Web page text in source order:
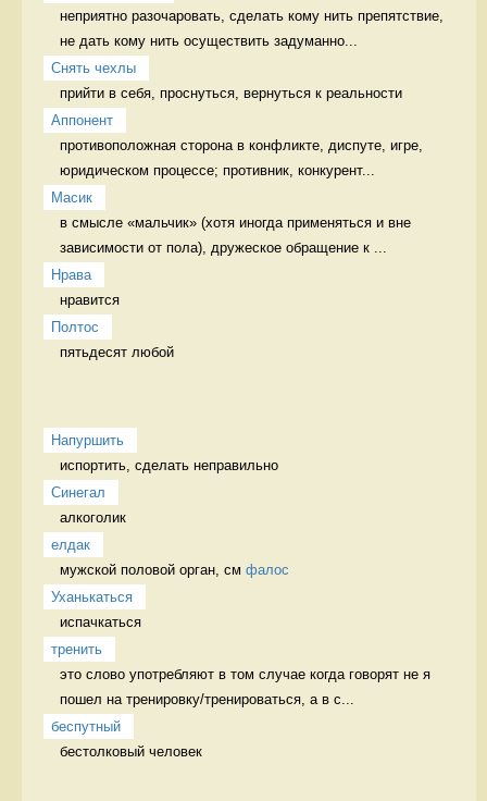
неприятно разочаровать, сделать кому нить препятствие,
не дать кому нить осуществить задуманно...
Снять чехлы
прийти в себя, проснуться, вернуться к реальности
Аппонент
противоположная сторона в конфликте, диспуте, игре,
юридическом процессе; противник, конкурент...
Масик
в смысле «мальчик» (хотя иногда применяться и вне
зависимости от пола), дружеское обращение к ...
Нрава
нравится
Полтос
пятьдесят любой
Напуршить
испортить, сделать неправильно
Синегал
алкоголик
елдак
мужской половой орган, см фалос
Уханькаться
испачкаться
тренить
это слово употребляют в том случае когда говорят не я
пошел на тренировку/тренироваться, а в с...
беспутный
бестолковый человек